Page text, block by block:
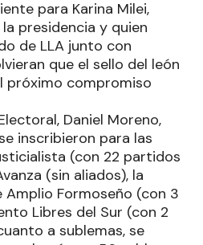
para Karina Milei,
presidencia y quien
de LLA junto con
que el sello del león
próximo compromiso
Daniel Moreno,
inscribieron para las
(con 22 partidos
(sin aliados), la
Formoseño (con 3
Libres del Sur (con 2
a sublemas, se